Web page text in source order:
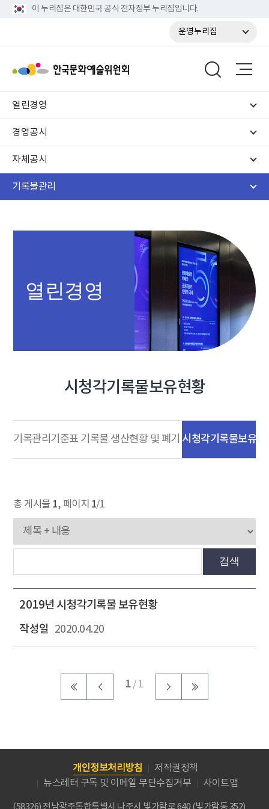
이 누리집은 대한민국 공식 전자정부 누리집입니다.
운영누리집
열린경영
경영공시
자체공시
기록물관리
열린경영
시청각기록물보유현황
기록관리기준표 기록물 생산현황 및 폐기 시청각기록물보유현
총 게시물 1, 페이지 1/1
검색
2019년 시청각기록물 보유현황
2020.04.20
1/ 1
개인정보처리방침
저작권정책
뉴스레터 구독 및 이메일 무단수집거부
사이트맵